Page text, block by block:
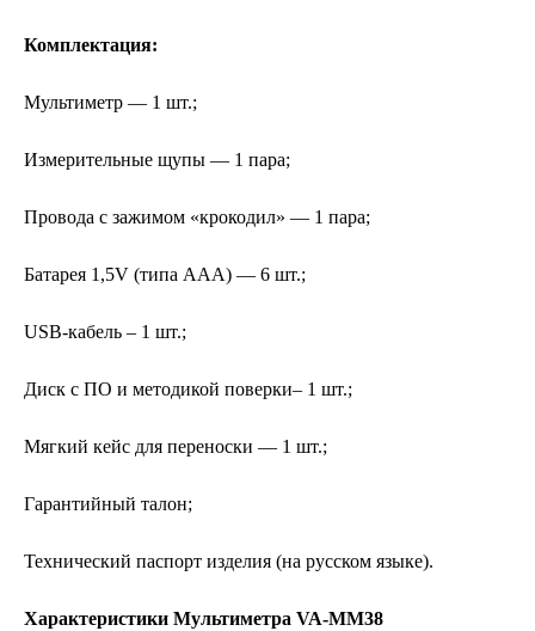
Комплектация:
Мультиметр — 1 шт.;
Измерительные щупы — 1 пара;
Провода с зажимом «крокодил» — 1 пара;
Батарея 1,5V (типа ААА) — 6 шт.;
USB-кабель – 1 шт.;
Диск с ПО и методикой поверки– 1 шт.;
Мягкий кейс для переноски — 1 шт.;
Гарантийный талон;
Технический паспорт изделия (на русском языке).
Характеристики Мультиметра VA-MM38